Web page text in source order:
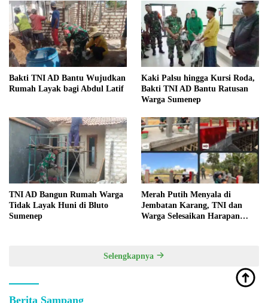
Bakti TNI AD Bantu Wujudkan
Rumah Layak bagi Abdul Latif
Kaki Palsu hingga Kursi Roda,
Bakti TNI AD Bantu Ratusan
Warga Sumenep
TNI AD Bangun Rumah Warga
Tidak Layak Huni di Bluto
Sumenep
Merah Putih Menyala di
Jembatan Karang, TNI dan
Warga Selesaikan Harapan
Selengkapnya
Berita Sampang